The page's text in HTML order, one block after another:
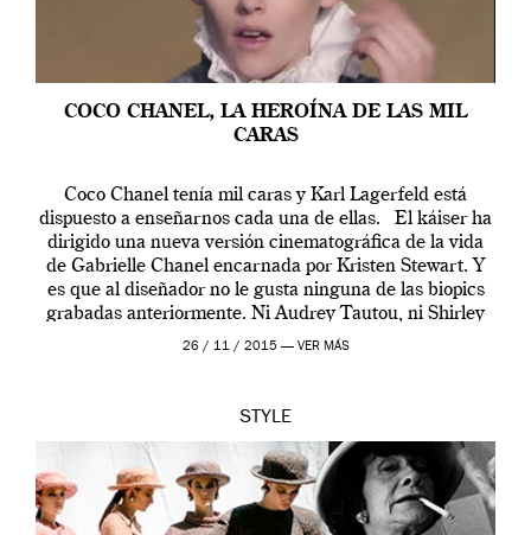
COCO CHANEL, LA HEROÍNA DE LAS MIL
CARAS
Coco Chanel tenía mil caras y Karl Lagerfeld está
dispuesto a enseñarnos cada una de ellas. El káiser ha
dirigido una nueva versión cinematográfica de la vida
de Gabrielle Chanel encarnada por Kristen Stewart. Y
es que al diseñador no le gusta ninguna de las biopics
grabadas anteriormente. Ni Audrey Tautou, ni Shirley
McLaine ni ninguna otra. A él […]
26 / 11 / 2015 — VER MÁS
STYLE